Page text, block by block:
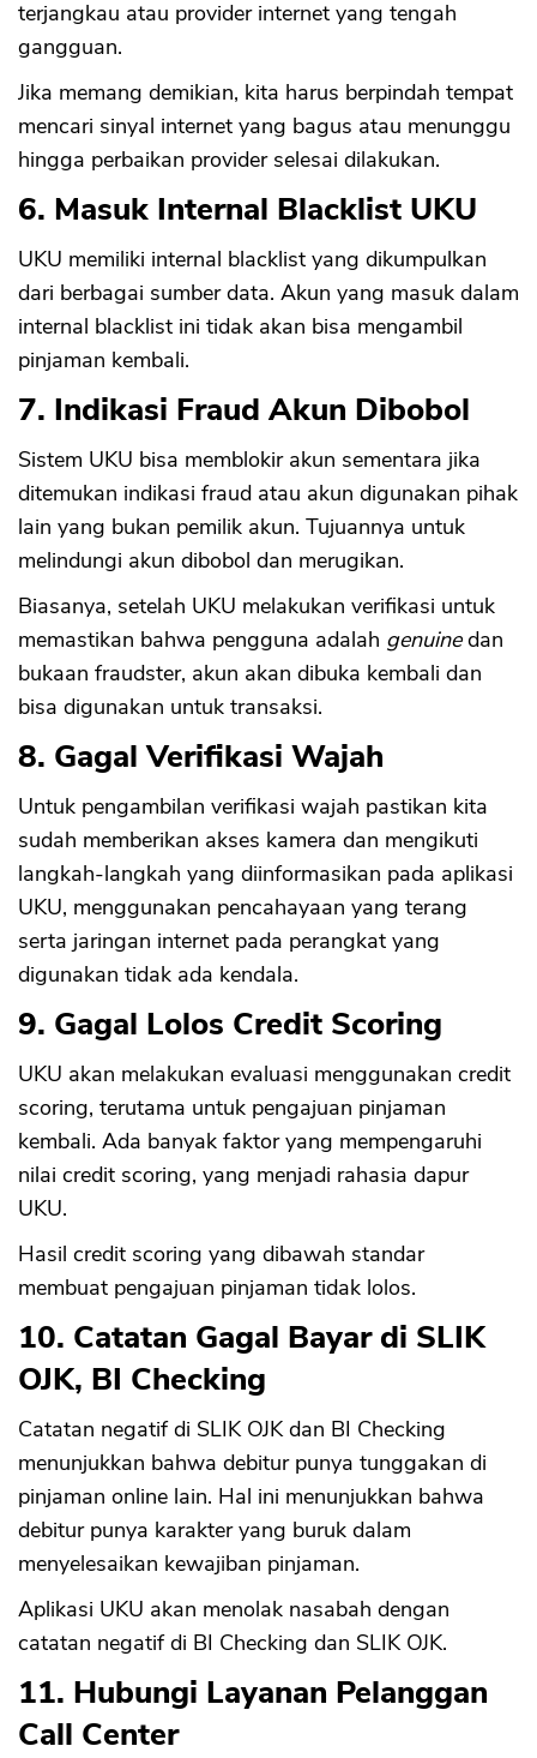
terjangkau atau provider internet yang tengah
gangguan.
Jika memang demikian, kita harus berpindah tempat
mencari sinyal internet yang bagus atau menunggu
hingga perbaikan provider selesai dilakukan.
6. Masuk Internal Blacklist UKU
UKU memiliki internal blacklist yang dikumpulkan
dari berbagai sumber data. Akun yang masuk dalam
internal blacklist ini tidak akan bisa mengambil
pinjaman kembali.
7. Indikasi Fraud Akun Dibobol
Sistem UKU bisa memblokir akun sementara jika
ditemukan indikasi fraud atau akun digunakan pihak
lain yang bukan pemilik akun. Tujuannya untuk
melindungi akun dibobol dan merugikan.
Biasanya, setelah UKU melakukan verifikasi untuk
memastikan bahwa pengguna adalah genuinedan
bukaan fraudster, akun akan dibuka kembali dan
bisa digunakan untuk transaksi.
8. Gagal Verifikasi Wajah
Untuk pengambilan verifikasi wajah pastikan kita
sudah memberikan akses kamera dan mengikuti
langkah-langkah yang diinformasikan pada aplikasi
UKU, menggunakan pencahayaan yang terang
serta jaringan internet pada perangkat yang
digunakan tidak ada kendala.
9. Gagal Lolos Credit Scoring
UKU akan melakukan evaluasi menggunakan credit
scoring, terutama untuk pengajuan pinjaman
kembali. Ada banyak faktor yang mempengaruhi
nilai credit scoring, yang menjadi rahasia dapur
UKU.
Hasil credit scoring yang dibawah standar
membuat pengajuan pinjaman tidak lolos.
10. Catatan Gagal Bayar di SLIK
OJK, BI Checking
Catatan negatif di SLIK OJK dan BI Checking
menunjukkan bahwa debitur punya tunggakan di
pinjaman online lain. Hal ini menunjukkan bahwa
debitur punya karakter yang buruk dalam
menyelesaikan kewajiban pinjaman.
Aplikasi UKU akan menolak nasabah dengan
catatan negatif di BI Checking dan SLIK OJK.
11. Hubungi Layanan Pelanggan
Call Center